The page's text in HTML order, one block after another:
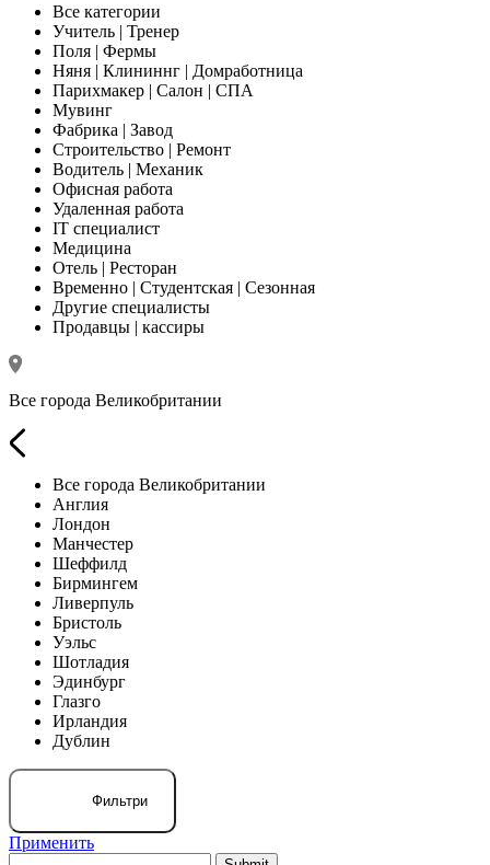
Все категории
Учитель | Тренер
Поля | Фермы
Няня | Клининнг | Домработница
Парихмакер | Салон | СПА
Мувинг
Фабрика | Завод
Строительство | Ремонт
Водитель | Механик
Офисная работа
Удаленная работа
IT специалист
Медицина
Отель | Ресторан
Временно | Студентская | Сезонная
Другие специалисты
Продавцы | кассиры
Все города Великобритании
Все города Великобритании
Англия
Лондон
Манчестер
Шеффилд
Бирмингем
Ливерпуль
Бристоль
Уэльс
Шотладия
Эдинбург
Глазго
Ирландия
Дублин
Фильтри
Применить